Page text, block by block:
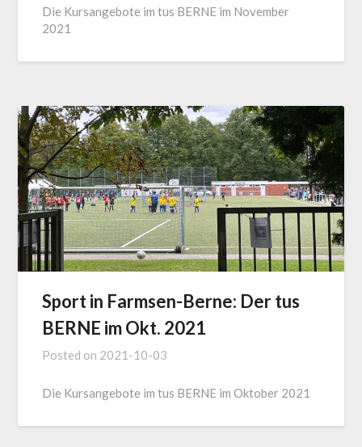
Die Kursangebote im tus BERNE im November
2021
Sport in Farmsen-Berne: Der tus
BERNE im Okt. 2021
Posted on 2021-10-03
Die Kursangebote im tus BERNE im Oktober 2021